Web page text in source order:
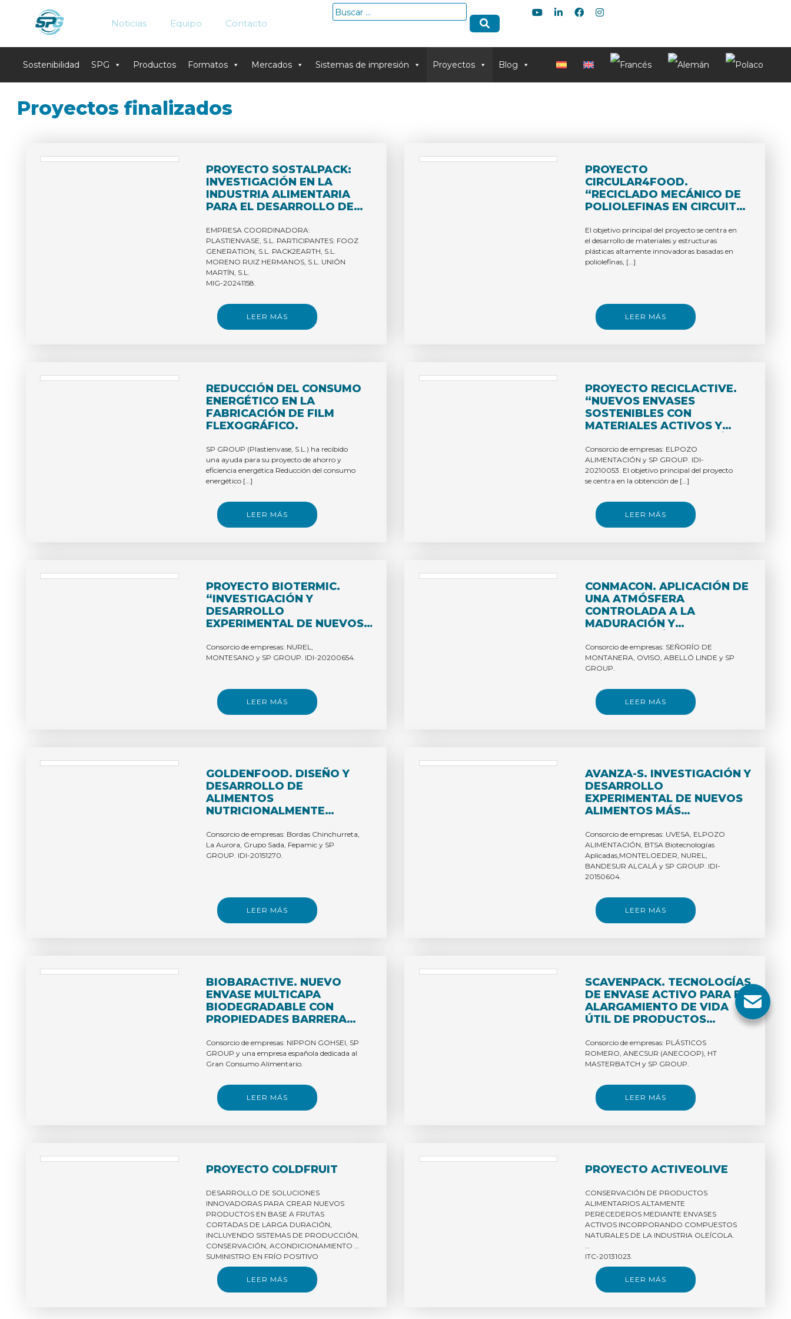
content
Noticias Equipo Contacto
Buscar:
Sostenibilidad SPG Productos Formatos Mercados Sistemas de impresión Proyectos Blog
Proyectos finalizados
PROYECTO SOSTALPACK:
INVESTIGACIÓN EN LA
INDUSTRIA ALIMENTARIA
PARA EL DESARROLLO DE
TECNOLOGÍAS DE
PROCESADO EFICIENTES
PARA PRODUCTOS DE
INTERÉS POBLACIONAL
EMPRESA COORDINADORA:
PLASTIENVASE, S.L. PARTICIPANTES: FOOZ
GENERATION, S.L. PACK2EARTH, S.L.
MORENO RUIZ HERMANOS, S.L. UNIÓN
MARTÍN, S.L.
MIG-20241158.
LEER MÁS
PROYECTO
CIRCULAR4FOOD.
“RECICLADO MECÁNICO DE
POLIOLEFINAS EN CIRCUITO
FOOD CONTACT CON MÁS
DEL 30% DE CONTENIDO
RECICLADO TOTAL”
El objetivo principal del proyecto se centra en
el desarrollo de materiales y estructuras
plásticas altamente innovadoras basadas en
poliolefinas, […]
LEER MÁS
REDUCCIÓN DEL CONSUMO
ENERGÉTICO EN LA
FABRICACIÓN DE FILM
FLEXOGRÁFICO.
SP GROUP (Plastienvase, S.L.) ha recibido
una ayuda para su proyecto de ahorro y
eficiencia energética Reducción del consumo
energético […]
LEER MÁS
PROYECTO RECICLACTIVE.
“NUEVOS ENVASES
SOSTENIBLES CON
MATERIALES ACTIVOS Y
PARA LA INDUSTRIA
CÁRNICA.”
Consorcio de empresas: ELPOZO
ALIMENTACIÓN y SP GROUP. IDI-
20210053. El objetivo principal del proyecto
se centra en la obtención de […]
LEER MÁS
PROYECTO BIOTERMIC.
“INVESTIGACIÓN Y
DESARROLLO
EXPERIMENTAL DE NUEVOS
BIODEGRADABLES
RESISTENTES A ALTAS
INDUSTRIA CÁRNICA”.
Consorcio de empresas: NUREL,
MONTESANO y SP GROUP. IDI-20200654.
LEER MÁS
CONMACON. APLICACIÓN DE
UNA ATMÓSFERA
CONTROLADA A LA
MADURACIÓN Y
DE LA CARNE.
Consorcio de empresas: SEÑORÍO DE
MONTANERA, OVISO, ABELLÓ LINDE y SP
GROUP.
LEER MÁS
GOLDENFOOD. DISEÑO Y
DESARROLLO DE
ALIMENTOS
NUTRICIONALMENTE
ATRACTIVOS Y
CÓMODOS/FÁCILES DE
MANIPULAR PARA LA
Consorcio de empresas: Bordas Chinchurreta,
La Aurora, Grupo Sada, Fepamic y SP
GROUP. IDI-20151270.
LEER MÁS
AVANZA-S. INVESTIGACIÓN Y
DESARROLLO
EXPERIMENTAL DE NUEVOS
ALIMENTOS MÁS
AVANZADOS.
Consorcio de empresas: UVESA, ELPOZO
ALIMENTACIÓN, BTSA Biotecnologías
Aplicadas,MONTELOEDER, NUREL,
BANDESUR ALCALÁ y SP GROUP. IDI-
20150604.
LEER MÁS
BIOBARACTIVE. NUEVO
ENVASE MULTICAPA
BIODEGRADABLE CON
PROPIEDADES BARRERA
PROPIEDADES
ANTIMICROBIANAS PARA
AUMENTAR LA VIDA ÚTIL DE
PROCESADOS. JSIP-
20150002
Consorcio de empresas: NIPPON GOHSEI, SP
GROUP y una empresa española dedicada al
Gran Consumo Alimentario.
LEER MÁS
SCAVENPACK. TECNOLOGÍAS
DE ENVASE ACTIVO PARA EL
ALARGAMIENTO DE VIDA
ÚTIL DE PRODUCTOS
PRIMERA GAMA.
Consorcio de empresas: PLÁSTICOS
ROMERO, ANECSUR (ANECOOP), HT
MASTERBATCH y SP GROUP.
LEER MÁS
PROYECTO COLDFRUIT
DESARROLLO DE SOLUCIONES
INNOVADORAS PARA CREAR NUEVOS
PRODUCTOS EN BASE A FRUTAS
CORTADAS DE LARGA DURACIÓN,
INCLUYENDO SISTEMAS DE PRODUCCIÓN,
CONSERVACIÓN, ACONDICIONAMIENTO Y
SUMINISTRO EN FRÍO POSITIVO
APLICANDOTECNOLOGÍAS
MULTIBARRERA.
ITC-20131076.
LEER MÁS
PROYECTO ACTIVEOLIVE
CONSERVACIÓN DE PRODUCTOS
ALIMENTARIOS ALTAMENTE
PERECEDEROS MEDIANTE ENVASES
ACTIVOS INCORPORANDO COMPUESTOS
NATURALES DE LA INDUSTRIA OLEÍCOLA.
ITC-20131023.
Consorcio de empresas: OLIVAR DE
SEGURA, ABELLO LINDE, ESTEROS DE
LEER MÁS